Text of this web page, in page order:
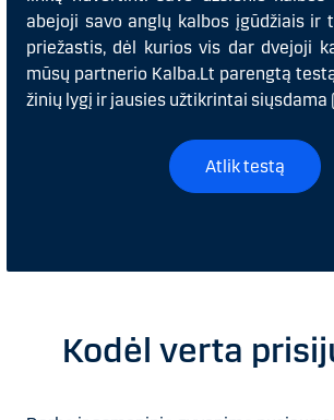
abejoji savo anglų kalbos įgūdžiais ir
priežastis, dėl kurios vis dar dvejoji
mūsų partnerio Kalba.Lt parengtą
žinių lygį ir jausies užtikrintai siųsdama
Atlik testą
Kodėl verta